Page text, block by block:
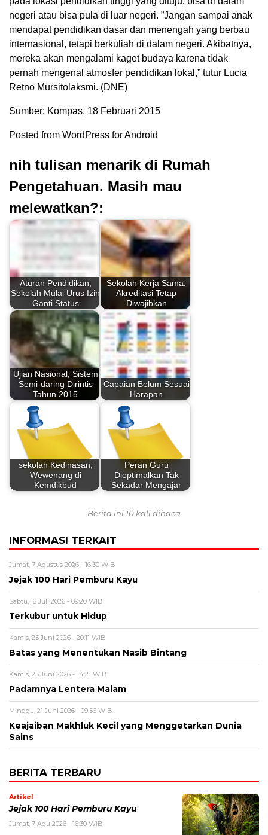
negeri atau bisa pula di luar negeri. ”Jangan sampai anak
mendapat pendidikan dasar dan menengah yang berbau
internasional, tetapi berkuliah di dalam negeri. Akibatnya,
mereka akan mengalami kaget budaya karena tidak
pernah mengenal atmosfer pendidikan lokal,” tutur Lucia
Retno Mursitolaksmi. (DNE)
Sumber: Kompas, 18 Februari 2015
Posted from WordPress for Android
nih tulisan menarik di Rumah
Pengetahuan. Masih mau
melewatkan?:
Aturan Pendidikan;
Sekolah Mulai Urus Izin
Ganti Status
Sekolah Kerja Sama;
Akreditasi Tetap
Diwajibkan
Ujian Nasional; Sistem
Semi-daring Dirintis
Tahun 2015
Capaian Belum Sesuai
Harapan
sekolah Kedinasan;
Wewenang di
Kemdikbud
Peran Guru
Dioptimalkan Tak
Sekadar Mengajar
Berita ini 10 kali dibaca
INFORMASI TERKAIT
Jumat, 7 Agustus 2026 - 16:30 WIB
Jejak 100 Hari Pemburu Kayu
Sabtu, 18 Juli 2026 - 09:20 WIB
Terkubur untuk Hidup
Kamis, 25 Juni 2026 - 20:11 WIB
Batas yang Menentukan Nasib Bintang
Kamis, 25 Juni 2026 - 14:21 WIB
Padamnya Lentera Malam
Minggu, 21 Juni 2026 - 09:56 WIB
Keajaiban Makhluk Kecil yang Menggetarkan Dunia
Sains
BERITA TERBARU
Artikel
Jejak 100 Hari Pemburu Kayu
Jumat, 7 Agu 2026 - 16:30 WIB